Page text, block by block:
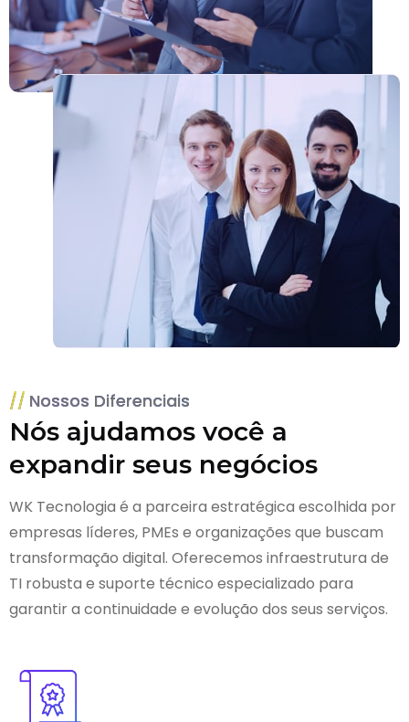
Nossos Diferenciais
Nós ajudamos você a
expandir seus negócios
WK Tecnologia é a parceira estratégica escolhida por
empresas líderes, PMEs e organizações que buscam
transformação digital. Oferecemos infraestrutura de
TI robusta e suporte técnico especializado para
garantir a continuidade e evolução dos seus serviços.